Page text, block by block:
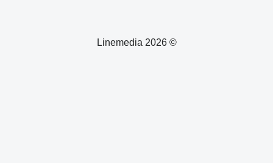
© 2026 Linemedia